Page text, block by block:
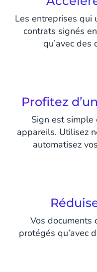
Les entreprises qui
contrats signés
qu’avec des
Profitez
Sign est simple
appareils. Utilisez
automatisez
Vos documents
protégés qu’avec